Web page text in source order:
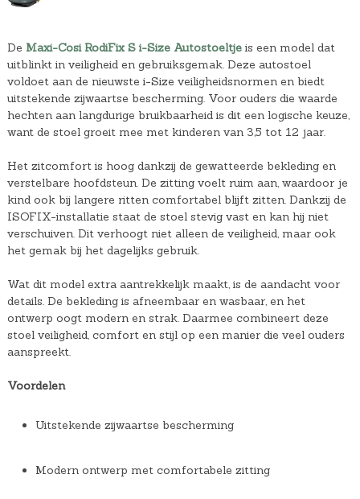
De Maxi-Cosi RodiFix S i-Size Autostoeltjeis een model dat
uitblinkt in veiligheid en gebruiksgemak. Deze autostoel
voldoet aan de nieuwste i-Size veiligheidsnormen en biedt
uitstekende zijwaartse bescherming. Voor ouders die waarde
hechten aan langdurige bruikbaarheid is dit een logische keuze,
want de stoel groeit mee met kinderen van 3,5 tot 12 jaar.
Het zitcomfort is hoog dankzij de gewatteerde bekleding en
verstelbare hoofdsteun. De zitting voelt ruim aan, waardoor je
kind ook bij langere ritten comfortabel blijft zitten. Dankzij de
ISOFIX-installatie staat de stoel stevig vast en kan hij niet
verschuiven. Dit verhoogt niet alleen de veiligheid, maar ook
het gemak bij het dagelijks gebruik.
Wat dit model extra aantrekkelijk maakt, is de aandacht voor
details. De bekleding is afneembaar en wasbaar, en het
ontwerp oogt modern en strak. Daarmee combineert deze
stoel veiligheid, comfort en stijl op een manier die veel ouders
aanspreekt.
Voordelen
Uitstekende zijwaartse bescherming
Modern ontwerp met comfortabele zitting